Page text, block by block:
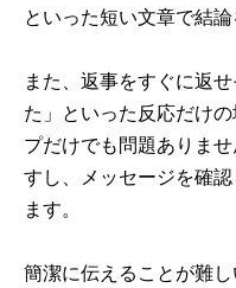
といった短い文章で結
また、返事をすぐに返
た」といった反応だけ
プだけでも問題ありま
すし、メッセージを確
ます。
簡潔に伝えることが難